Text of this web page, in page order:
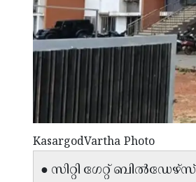
KasargodVartha Photo
● സിറ്റി ഗേറ്റ്